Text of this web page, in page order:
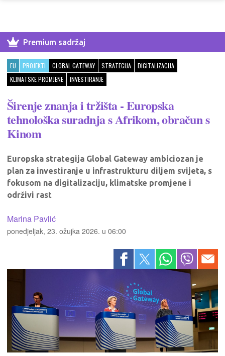
Premium sadržaj
EU PROJEKTI GLOBAL GATEWAY STRATEGIJA
DIGITALIZACIJA
KLIMATSKE PROMJENE
INVESTIRANJE
Širenje znanja i tržišta - Europska
tehnološka suradnja s Afrikom, obračun s
Kinom
Europska strategija Global Gateway ambiciozan je
plan za investiranje u infrastrukturu diljem svijeta, s
fokusom na digitalizaciju, klimatske promjene i
održivi rast
Marina Pavlić
ponedjeljak, 23. ožujka 2026. u 06:00